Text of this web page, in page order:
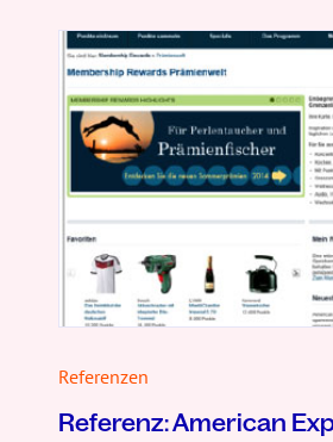
Referenzen
Referenz: American